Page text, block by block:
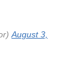
August 3,